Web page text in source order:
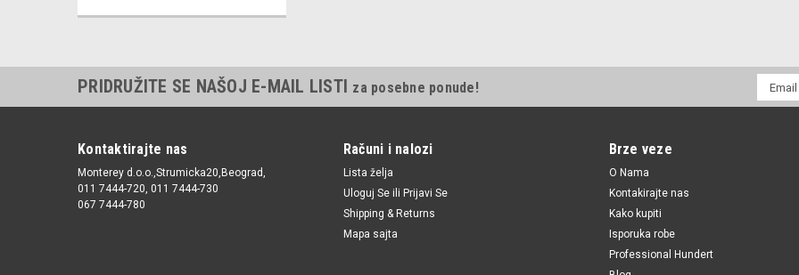
PRIDRUŽITE SE NAŠOJ E-MAIL LISTI za posebne ponude!
mail
Kontaktirajte nas
Monterey d.o.o.,Strumicka20,Beograd,
011 7444-720, 011 7444-730
067 7444-780
Računi i nalozi
Lista želja
Uloguj Se ili Prijavi Se
Shipping & Returns
Mapa sajta
Brze veze
O Nama
Kontakirajte nas
Kako kupiti
Isporuka robe
Professional Hundert